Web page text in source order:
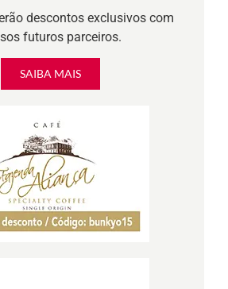
descontos exclusivos com
futuros parceiros.
SAIBA MAIS